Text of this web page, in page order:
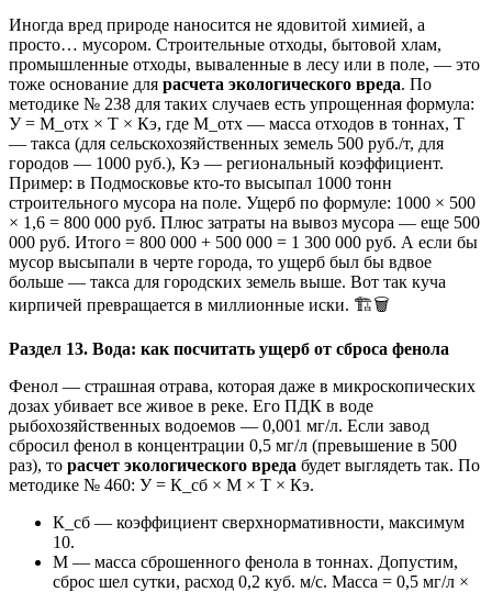
Иногда вред природе наносится не ядовитой химией, а
просто… мусором. Строительные отходы, бытовой хлам,
промышленные отходы, вываленные в лесу или в поле, — это
тоже основание для расчета экологического вреда. По
методике № 238 для таких случаев есть упрощенная формула:
У = М_отх × Т × Кэ, где М_отх — масса отходов в тоннах, Т
— такса (для сельскохозяйственных земель 500 руб./т, для
городов — 1000 руб.), Кэ — региональный коэффициент.
Пример: в Подмосковье кто-то высыпал 1000 тонн
строительного мусора на поле. Ущерб по формуле: 1000 × 500
× 1,6 = 800 000 руб. Плюс затраты на вывоз мусора — еще 500
000 руб. Итого = 800 000 + 500 000 = 1 300 000 руб. А если бы
мусор высыпали в черте города, то ущерб был бы вдвое
больше — такса для городских земель выше. Вот так куча
кирпичей превращается в миллионные иски. 🏗️🗑️
Раздел 13. Вода: как посчитать ущерб от сброса фенола
Фенол — страшная отрава, которая даже в микроскопических
дозах убивает все живое в реке. Его ПДК в воде
рыбохозяйственных водоемов — 0,001 мг/л. Если завод
сбросил фенол в концентрации 0,5 мг/л (превышение в 500
раз), то расчет экологического вреда будет выглядеть так. По
методике № 460: У = К_сб × М × Т × Кэ.
К_сб — коэффициент сверхнормативности, максимум
10.
М — масса сброшенного фенола в тоннах. Допустим,
сброс шел сутки, расход 0,2 куб. м/с. Масса = 0,5 мг/л ×